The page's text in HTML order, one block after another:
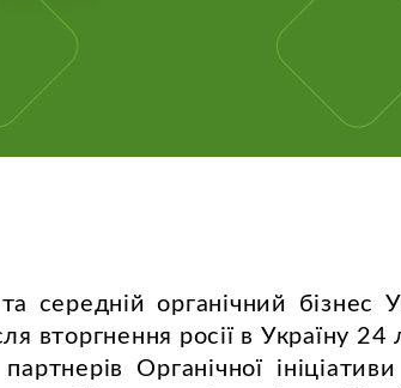
середній органічний бізнес
вторгнення росії в Україну
Органічної